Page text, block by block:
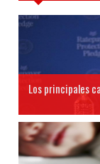
Los principales